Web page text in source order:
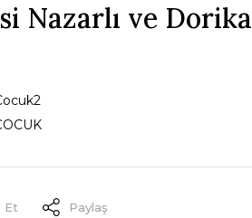
Nazarlı ve Dorika
Et Paylaş